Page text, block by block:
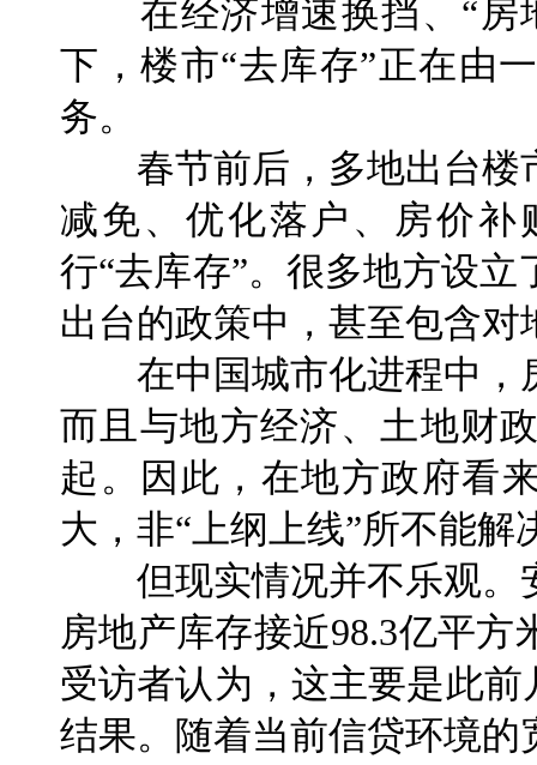
在经济增速换挡、“房
下，楼市“去库存”正在由
务。
春节前后，多地出台楼
减免、优化落户、房价
行“去库存”。很多地方设
出台的政策中，甚至包含对
在中国城市化进程中，
而且与地方经济、土地财
起。因此，在地方政府看
大，非“上纲上线”所不能解
但现实情况并不乐观。
房地产库存接近98.3亿平
受访者认为，这主要是此
结果。随着当前信贷环境